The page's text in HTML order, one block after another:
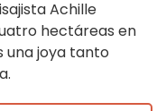
Achille
hectáreas en
una joya tanto